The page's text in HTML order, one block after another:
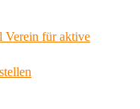
Verein für aktive